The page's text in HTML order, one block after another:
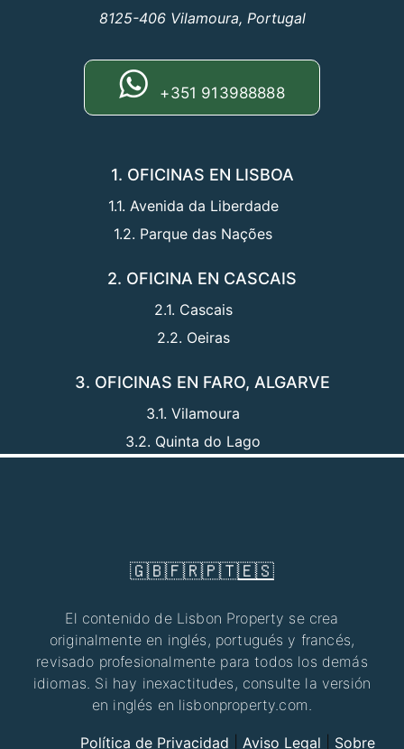
8125-406 Vilamoura, Portugal
+351 913988888
1. OFICINAS EN LISBOA
1.1. Avenida da Liberdade
1.2. Parque das Nações
2. OFICINA EN CASCAIS
2.1. Cascais
2.2. Oeiras
3. OFICINAS EN FARO, ALGARVE
3.1. Vilamoura
3.2. Quinta do Lago
🇬🇧🇫🇷🇵🇹🇪🇸
El contenido de Lisbon Property se crea
originalmente en inglés, portugués y francés,
revisado profesionalmente para todos los demás
idiomas. Si hay inexactitudes, consulte la versión
en inglés en lisbonproperty.com.
Política de Privacidad Aviso Legal Sobre